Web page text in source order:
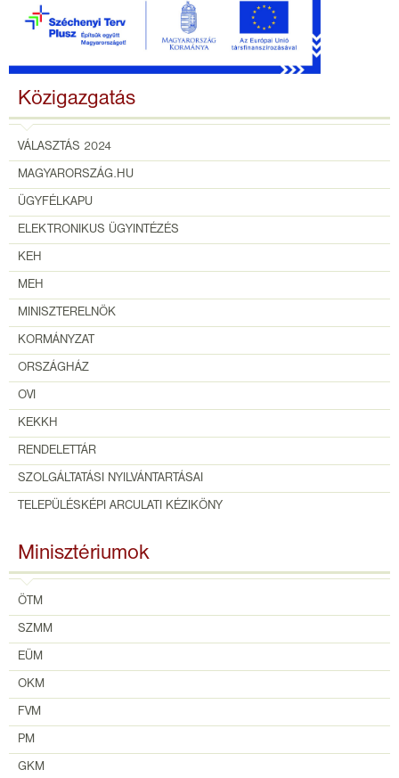
Közigazgatás
VÁLASZTÁS 2024
MAGYARORSZÁG.HU
ÜGYFÉLKAPU
ELEKTRONIKUS ÜGYINTÉZÉS
KEH
MEH
MINISZTERELNÖK
KORMÁNYZAT
ORSZÁGHÁZ
OVI
KEKKH
RENDELETTÁR
SZOLGÁLTATÁSI NYILVÁNTARTÁSAI
TELEPÜLÉSKÉPI ARCULATI KÉZIKÖNY
Minisztériumok
ÖTM
SZMM
EÜM
OKM
FVM
PM
GKM